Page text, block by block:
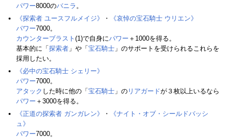
パワー8000のバニラ 。
《探索者 ユースフルメイジ》
・
《哀悼の宝石騎士 ウリエン》
パワー7000。
カウンターブラスト (1)で自身にパワー ＋1000を得る。
基本的に「 探索者 」や「 宝石騎士 」のサポートを受けられるこれらを
採用したい。
《必中の宝石騎士 シェリー》
パワー7000。
アタック した時に他の「 宝石騎士 」の リアガードが３枚以上いるなら
パワー ＋3000を得る。
《正道の探索者 ガンガレン》
・
《ナイト・オブ・シールドバッシ
ュ》
パワー7000。